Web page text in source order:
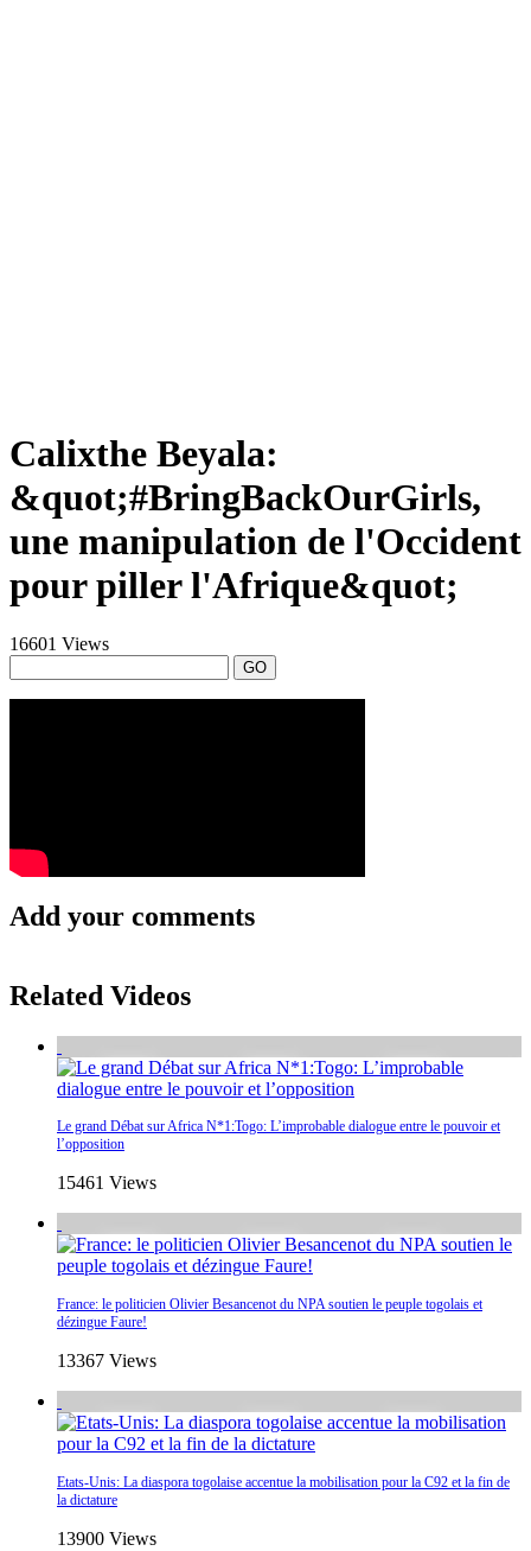
Calixthe Beyala:
&quot;#BringBackOurGirls,
une manipulation de l'Occident
pour piller l'Afrique&quot;
16601 Views
GO
Add your comments
Related Videos
Le grand Débat sur Africa N*1:Togo: L’improbable dialogue entre le pouvoir et
l’opposition
15461 Views
France: le politicien Olivier Besancenot du NPA soutien le peuple togolais et
dézingue Faure!
13367 Views
Etats-Unis: La diaspora togolaise accentue la mobilisation pour la C92 et la fin de
la dictature
13900 Views